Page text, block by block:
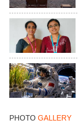
PHOTO GALLERY